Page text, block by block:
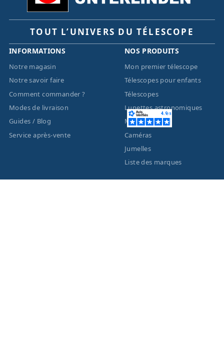
TOUT L’UNIVERS DU TÉLESCOPE
INFORMATIONS
Notre magasin
Notre savoir faire
Comment commander ?
Modes de livraison
Guides / Blog
Service après-vente
NOS PRODUITS
Mon premier télescope
Télescopes pour enfants
Télescopes
Lunettes astronomiques
Montures
Caméras
Jumelles
Liste des marques